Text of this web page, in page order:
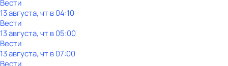
Вести
13 августа, чт в 04:10
Вести
13 августа, чт в 05:00
Вести
13 августа, чт в 07:00
Вести